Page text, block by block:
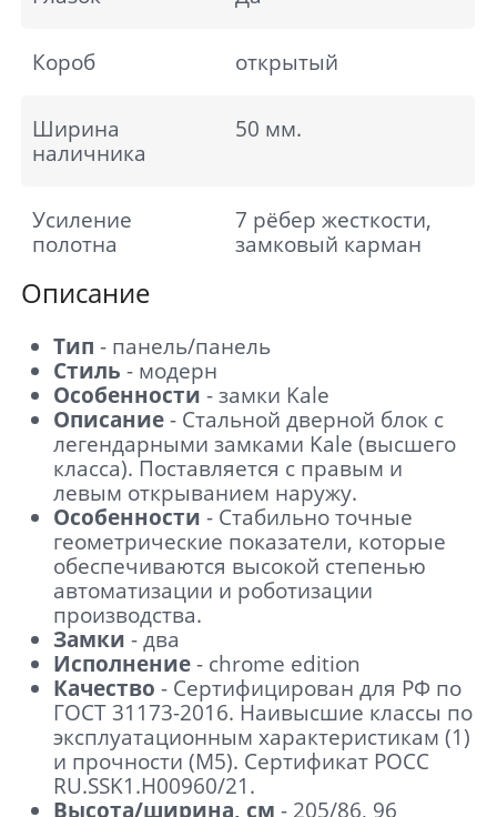
Короб открытый
Ширина
наличника
50 мм.
Усиление
полотна
7 рёбер жесткости,
замковый карман
Описание
Тип - панель/панель
Стиль - модерн
Особенности - замки Kale
Описание- Стальной дверной блок с
легендарными замками Kale (высшего
класса). Поставляется с правым и
левым открыванием наружу.
Особенности - Стабильно точные
геометрические показатели, которые
обеспечиваются высокой степенью
автоматизации и роботизации
производства.
Замки - два
Исполнение- chrome edition
Качество - Сертифицирован для РФ по
ГОСТ 31173-2016. Наивысшие классы по
эксплуатационным характеристикам (1)
и прочности (М5). Сертификат POCC
RU.SSK1.H00960/21.
Высота/ширина, см - 205/86, 96
Отправить
Нажимая кнопку «Отправить», Вы